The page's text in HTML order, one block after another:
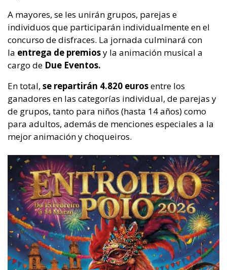
A mayores, se les unirán grupos, parejas e
individuos que participarán individualmente en el
concurso de disfraces. La jornada culminará con
la entrega de premiosy la animación musical a
cargo de Due Eventos.
En total, se repartirán 4.820 eurosentre los
ganadores en las categorías individual, de parejas y
de grupos, tanto para niños (hasta 14 años) como
para adultos, además de menciones especiales a la
mejor animación y choqueiros.